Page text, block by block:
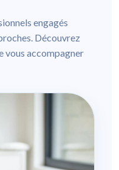
engagés
Découvrez
vous accompagner